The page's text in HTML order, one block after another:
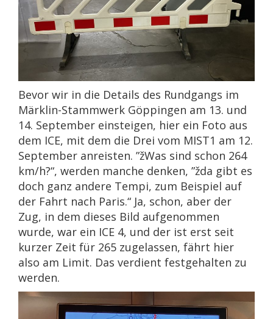
Bevor wir in die Details des Rundgangs im
Märklin-Stammwerk Göppingen am 13. und
14. September einsteigen, hier ein Foto aus
dem ICE, mit dem die Drei vom MIST1 am 12.
September anreisten. ”žWas sind schon 264
km/h?“, werden manche denken, ”žda gibt es
doch ganz andere Tempi, zum Beispiel auf
der Fahrt nach Paris.“ Ja, schon, aber der
Zug, in dem dieses Bild aufgenommen
wurde, war ein ICE 4, und der ist erst seit
kurzer Zeit für 265 zugelassen, fährt hier
also am Limit. Das verdient festgehalten zu
werden.